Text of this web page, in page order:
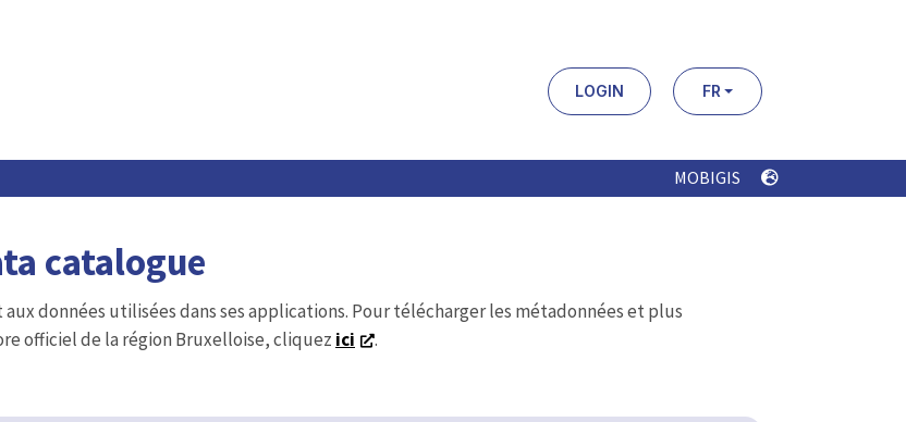
LOGIN FR
MOBIGIS
catalogue
données utilisées dans ses applications. Pour télécharger les métadonnées et plus
officiel de la région Bruxelloise, cliquez ici .